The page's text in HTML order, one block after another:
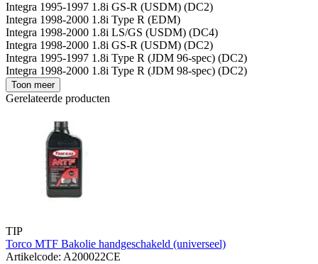
Integra 1995-1997 1.8i GS-R (USDM) (DC2)
Integra 1998-2000 1.8i Type R (EDM)
Integra 1998-2000 1.8i LS/GS (USDM) (DC4)
Integra 1998-2000 1.8i GS-R (USDM) (DC2)
Integra 1995-1997 1.8i Type R (JDM 96-spec) (DC2)
Integra 1998-2000 1.8i Type R (JDM 98-spec) (DC2)
Toon meer
Gerelateerde producten
TIP
Torco MTF Bakolie handgeschakeld (universeel)
Artikelcode: A200022CE